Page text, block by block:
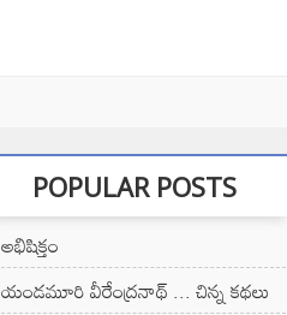
POPULAR POSTS
అభిషిక్తం
యండమూరి వీరేంద్రనాథ్ ... చిన్న కథలు